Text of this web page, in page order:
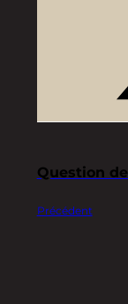
Précédent
Question